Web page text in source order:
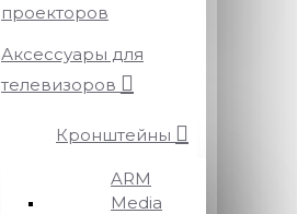
проекторов
Аксессуары для
телевизоров
Кронштейны
ARM
Media